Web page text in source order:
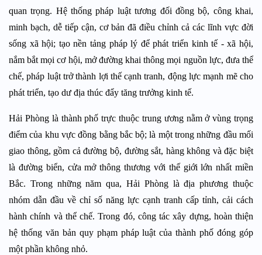
quan trọng. Hệ thống pháp luật tương đối đồng bộ, công khai,
minh bạch, dễ tiếp cận, cơ bản đã điều chỉnh cả các lĩnh vực đời
sống xã hội; tạo nền tảng pháp lý để phát triển kinh tế - xã hội,
nắm bắt mọi cơ hội, mở đường khai thông mọi nguồn lực, đưa thể
chế, pháp luật trở thành lợi thế cạnh tranh, động lực mạnh mẽ cho
phát triển, tạo dư địa thúc đẩy tăng trưởng kinh tế.
Hải Phòng là thành phố trực thuộc trung ương nằm ở vùng trọng
điểm của khu vực đồng bằng bắc bộ; là một trong những đầu mối
giao thông, gồm cả đường bộ, đường sắt, hàng không và đặc biệt
là đường biển, cửa mở thông thương với thế giới lớn nhất miền
Bắc. Trong những năm qua, Hải Phòng là địa phương thuộc
nhóm dẫn đầu về chỉ số năng lực cạnh tranh cấp tỉnh, cải cách
hành chính và thể chế. Trong đó, công tác xây dựng, hoàn thiện
hệ thống văn bản quy phạm pháp luật của thành phố đóng góp
một phần không nhỏ.